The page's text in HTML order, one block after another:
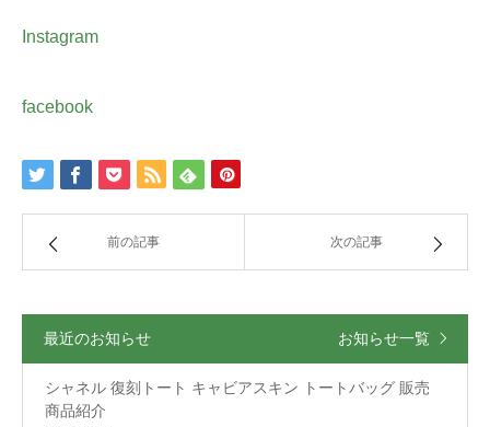
Instagram
facebook
前の記事 次の記事
最近のお知らせ お知らせ一覧
シャネル 復刻トート キャビアスキン トートバッグ 販売
商品紹介